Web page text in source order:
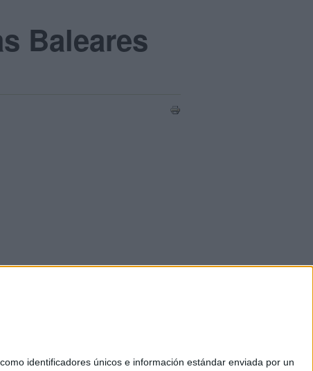
identificadores únicos e información estándar enviada por un
Baleares